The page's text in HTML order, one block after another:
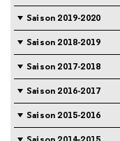
Saison 2019-2020
Saison 2018-2019
Saison 2017-2018
Saison 2016-2017
Saison 2015-2016